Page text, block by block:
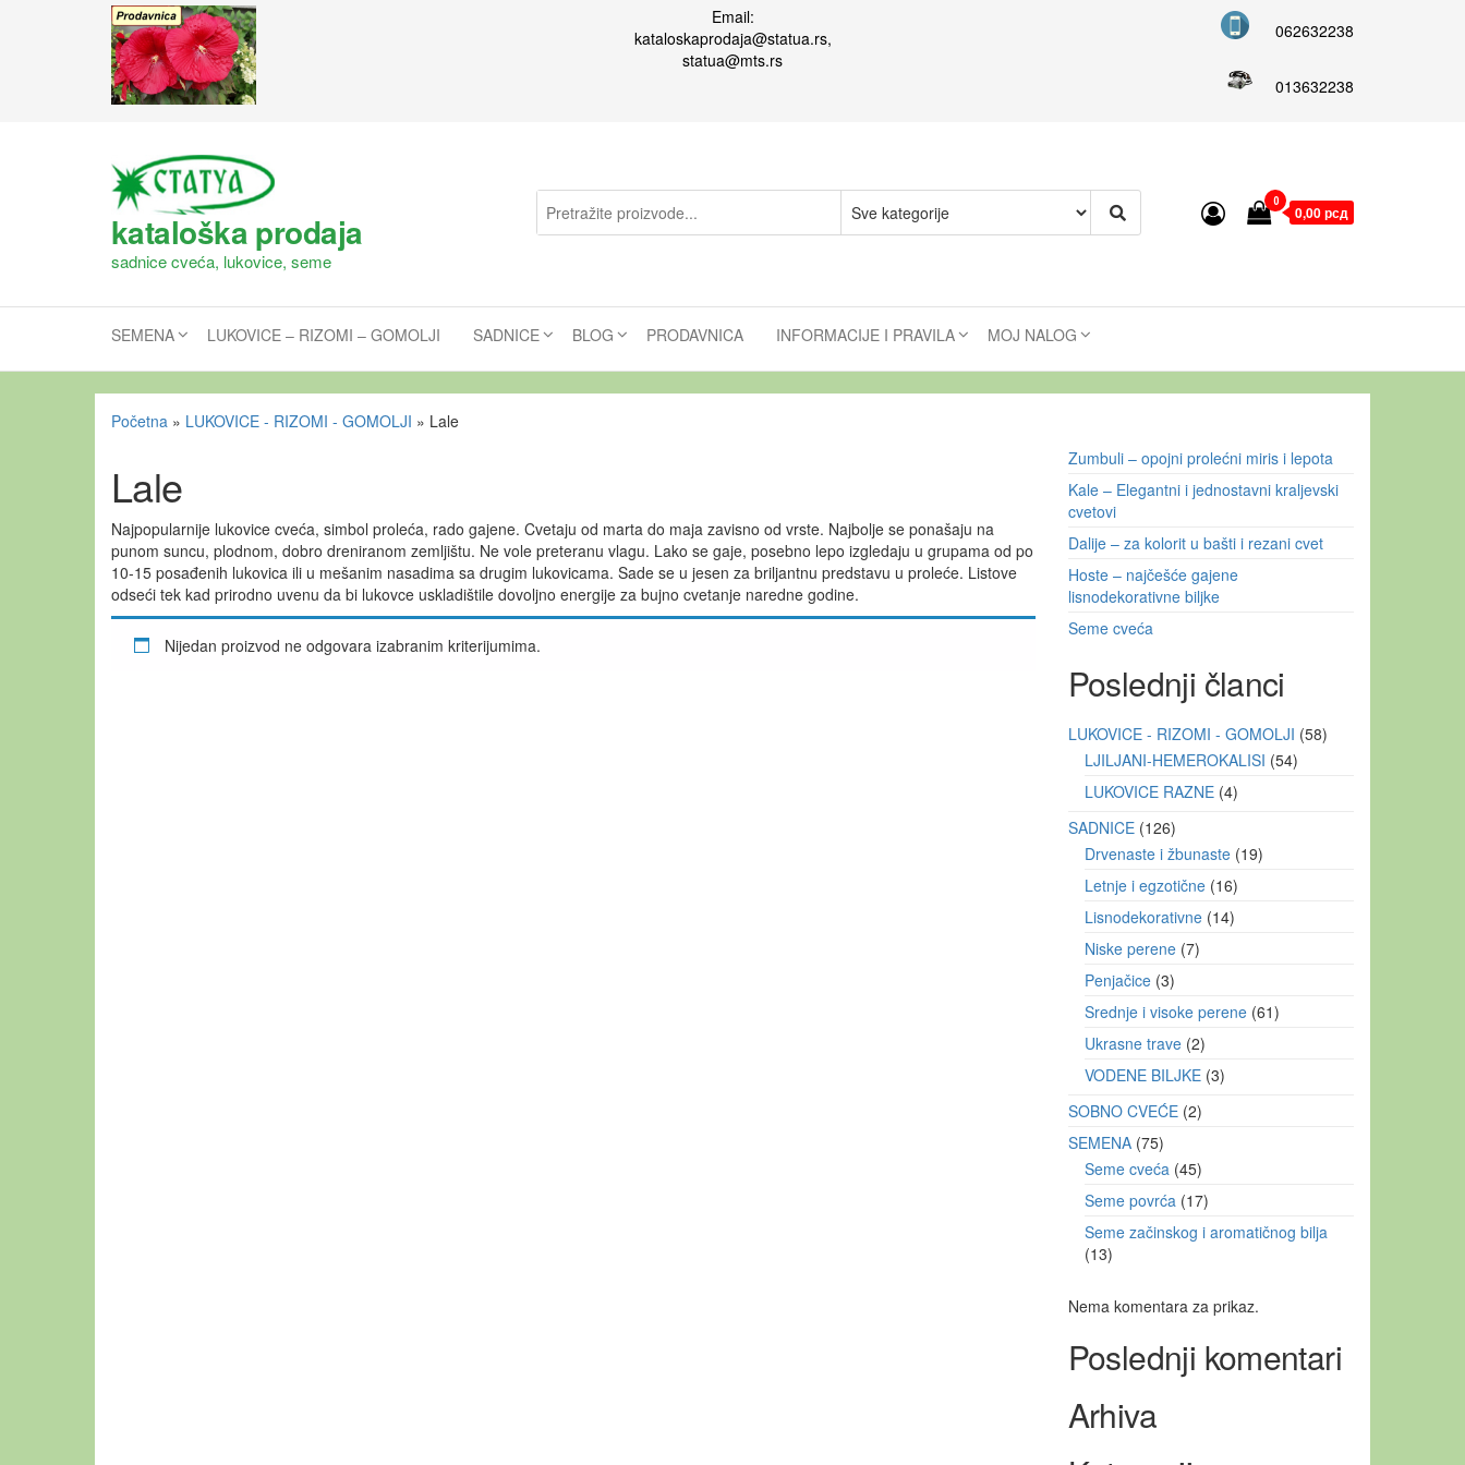
Email:
kataloskaprodaja@statua.rs,
statua@mts.rs
062632238
013632238
kataloška prodaja
sadnice cveća, lukovice, seme
0
0,00 рсд
SEMENA LUKOVICE – RIZOMI – GOMOLJI SADNICE BLOG PRODAVNICA INFORMACIJE I PRAVILA MOJ NALOG
Početna » LUKOVICE - RIZOMI - GOMOLJI » Lale
Lale
Najpopularnije lukovice cveća, simbol proleća, rado gajene. Cvetaju od marta do maja zavisno od vrste. Najbolje se ponašaju na
punom suncu, plodnom, dobro dreniranom zemljištu. Ne vole preteranu vlagu. Lako se gaje, posebno lepo izgledaju u grupama od po
10-15 posađenih lukovica ili u mešanim nasadima sa drugim lukovicama. Sade se u jesen za briljantnu predstavu u proleće. Listove
odseći tek kad prirodno uvenu da bi lukovce uskladištile dovoljno energije za bujno cvetanje naredne godine.
Nijedan proizvod ne odgovara izabranim kriterijumima.
Zumbuli – opojni prolećni miris i lepota
Kale – Elegantni i jednostavni kraljevski
cvetovi
Dalije – za kolorit u bašti i rezani cvet
Hoste – najčešće gajene
lisnodekorativne biljke
Seme cveća
Poslednji članci
LUKOVICE - RIZOMI - GOMOLJI 58
LJILJANI-HEMEROKALISI 54
LUKOVICE RAZNE 4
SADNICE 126
Drvenaste i žbunaste 19
Letnje i egzotične 16
Lisnodekorativne 14
Niske perene 7
Penjačice 3
Srednje i visoke perene 61
Ukrasne trave 2
VODENE BILJKE 3
SOBNO CVEĆE 2
SEMENA 75
Seme cveća 45
Seme povrća 17
Seme začinskog i aromatičnog bilja
13
Nema komentara za prikaz.
Poslednji komentari
Arhiva